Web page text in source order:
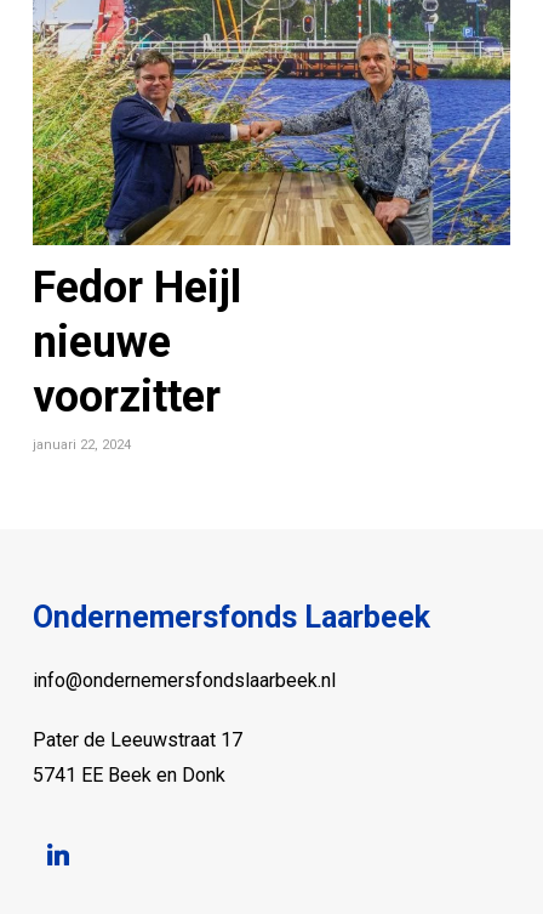
Fedor Heijl
nieuwe
voorzitter
januari 22, 2024
Ondernemersfonds Laarbeek
info@ondernemersfondslaarbeek.nl
Pater de Leeuwstraat 17
5741 EE Beek en Donk
linkedin